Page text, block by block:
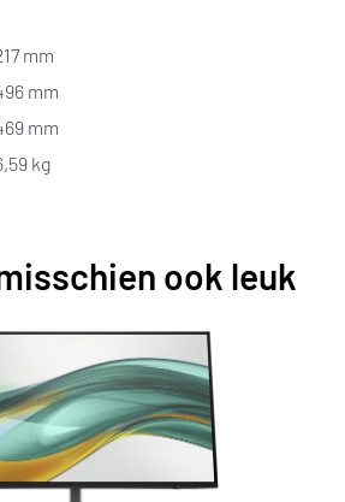
mm
mm
mm
kg
ook leuk